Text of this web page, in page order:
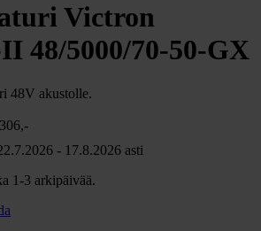
Victron
48/5000/70-50-GX
48V akustolle.
- 17.8.2026 asti
1-3 arkipäivää.